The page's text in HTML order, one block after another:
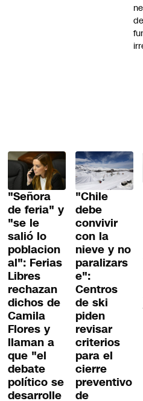
de
"Señora
de feria" y
"se le
salió lo
poblacion
al": Ferias
Libres
rechazan
dichos de
Camila
Flores y
llaman a
que "el
debate
político se
desarrolle
"Chile
debe
convivir
con la
nieve y no
paralizars
e":
Centros
de ski
piden
revisar
criterios
para el
cierre
preventivo
de